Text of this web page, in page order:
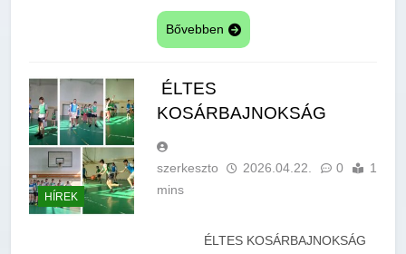
Bővebben
HÍREK
ÉLTES
KOSÁRBAJNOKSÁG
szerkeszto 2026.04.22. 0
1
mins
ÉLTES KOSÁRBAJNOKSÁG